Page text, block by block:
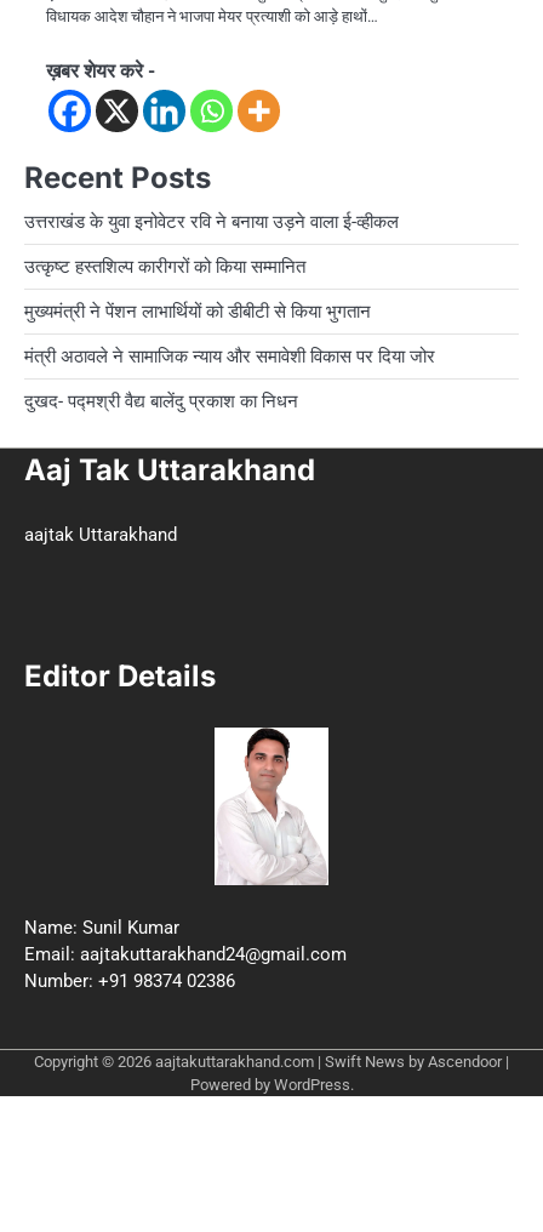
विधायक आदेश चौहान ने भाजपा मेयर प्रत्याशी को आड़े हाथों…
ख़बर शेयर करे -
Recent Posts
उत्तराखंड के युवा इनोवेटर रवि ने बनाया उड़ने वाला ई-व्हीकल
उत्कृष्ट हस्तशिल्प कारीगरों को किया सम्मानित
मुख्यमंत्री ने पेंशन लाभार्थियों को डीबीटी से किया भुगतान
मंत्री अठावले ने सामाजिक न्याय और समावेशी विकास पर दिया जोर
दुखद- पद्मश्री वैद्य बालेंदु प्रकाश का निधन
Aaj Tak Uttarakhand
aajtak Uttarakhand
Editor Details
Name: Sunil Kumar
Email: aajtakuttarakhand24@gmail.com
Number: +91 98374 02386
Copyright © 2026 aajtakuttarakhand.com | Swift News by Ascendoor|
Powered by WordPress.